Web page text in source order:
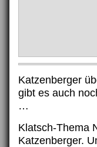
Katzenberger
gibt es auch
…
Klatsch-Thema
Katzenberger.